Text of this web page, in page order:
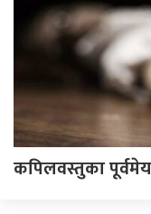
कपिलवस्तुका